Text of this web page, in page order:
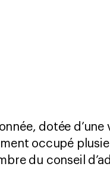
dotée d’une
occupé
du conseil